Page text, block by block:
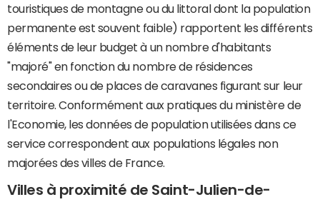
touristiques de montagne ou du littoral dont la population
permanente est souvent faible) rapportent les différents
éléments de leur budget à un nombre d'habitants
"majoré" en fonction du nombre de résidences
secondaires ou de places de caravanes figurant sur leur
territoire. Conformément aux pratiques du ministère de
l'Economie, les données de population utilisées dans ce
service correspondent aux populations légales non
majorées des villes de France.
Villes à proximité de Saint-Julien-de-